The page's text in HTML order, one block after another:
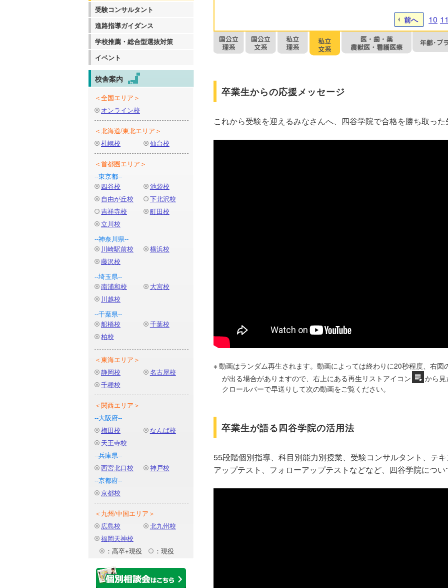
受験コンサルタント
進路指導ガイダンス
学校推薦・総合型選抜対策
イベント
校舎案内
＜全国エリア＞
オンライン校
＜北海道/東北エリア＞
札幌校
仙台校
＜首都圏エリア＞
--東京都--
四谷校
池袋校
自由が丘校
下北沢校
吉祥寺校
町田校
立川校
--神奈川県--
川崎駅前校
横浜校
藤沢校
--埼玉県--
南浦和校
大宮校
川越校
--千葉県--
船橋校
千葉校
柏校
＜東海エリア＞
静岡校
名古屋校
千種校
＜関西エリア＞
--大阪府--
梅田校
なんば校
天王寺校
--兵庫県--
西宮北口校
神戸校
--京都府--
京都校
＜九州/中国エリア＞
広島校
北九州校
福岡天神校
：高卒+現役
：現役
前へ 10 11
卒業生からの応援メッセージ
これから受験を迎えるみなさんへ、四谷学院で合格を勝ち取った
動画はランダム再生されます。動画によっては終わりに20秒程度、右図
が出る場合がありますので、右上にある再生リストアイコン
から見
クロールバーで早送りして次の動画をご覧ください。
卒業生が語る四谷学院の活用法
55段階個別指導、科目別能力別授業、受験コンサルタント、テ
アップテスト、フォローアップテストなどなど、四谷学院につい